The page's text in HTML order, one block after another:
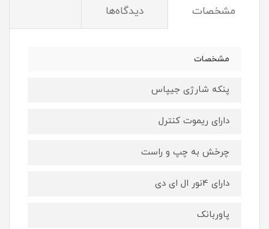
مشخصات دیدگاه‌ها
مشخصات
پنکه شارژی جیپاس
دارای ریموت کنترل
چرخش به چپ و راست
دارای 4نور ال ای دی
پاوربانک